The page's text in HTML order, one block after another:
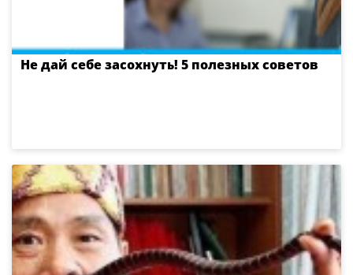
Не дай себе засохнуть! 5 полезных советов